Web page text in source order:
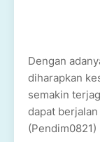
Dengan
diharapkan
semakin
dapat
(Pendim0821)